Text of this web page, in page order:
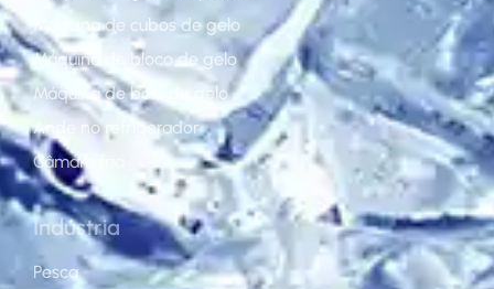
Máquina de cubos de gelo
Máquina de bloco de gelo
Máquina de bola de gelo
Ande no refrigerador
Câmara fria
Indústria
Pesca